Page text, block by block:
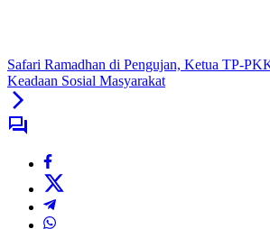
Safari Ramadhan di Pengujan, Ketua TP-
Keadaan Sosial Masyarakat